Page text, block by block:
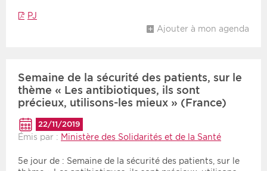
PJ
Ajouter à mon agenda
Semaine de la sécurité des patients, sur le
thème « Les antibiotiques, ils sont
précieux, utilisons-les mieux » (France)
22/11/2019
Émis par : Ministère des Solidarités et de la Santé
5e jour de : Semaine de la sécurité des patients, sur le